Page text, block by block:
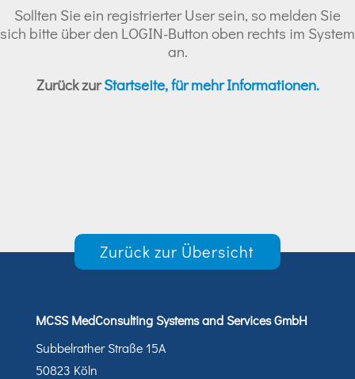
Sollten Sie ein registrierter User sein, so melden Sie
sich bitte über den LOGIN-Button oben rechts im System
an.
Zurück zurStartseite, für mehr Informationen.
Zurück zur Übersicht
MCSS MedConsulting Systems and Services GmbH
Subbelrather Straße 15A
50823 Köln